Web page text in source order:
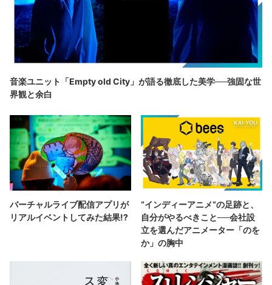
音楽ユニット「Empty old City」が語る徹底した美学──強固な世
界観と余白
バーチャルライブ配信アプリが
リアルイベントしてみた結果!?
“インディーアニメ“の足跡と、
自分がやるべきこと──会社設
立を選んだアニメーター「のを
か」の胸中